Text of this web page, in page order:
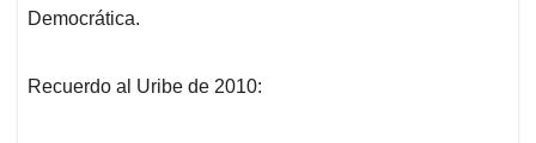
Democrática.
Recuerdo al Uribe de 2010: